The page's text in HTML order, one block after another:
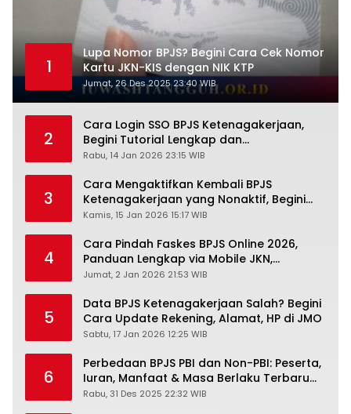
1
Lupa Nomor BPJS? Begini Cara Cek Nomor
Kartu JKN-KIS dengan NIK KTP
Jumat, 26 Des 2025 23:40 WIB
2
Cara Login SSO BPJS Ketenagakerjaan,
Begini Tutorial Lengkap dan
Pengertiannya
Rabu, 14 Jan 2026 23:15 WIB
3
Cara Mengaktifkan Kembali BPJS
Ketenagakerjaan yang Nonaktif, Begini
Panduan Lengkapnya
Kamis, 15 Jan 2026 15:17 WIB
4
Cara Pindah Faskes BPJS Online 2026,
Panduan Lengkap via Mobile JKN,
PANDAWA & Offiline Kantor Cabang
Jumat, 2 Jan 2026 21:53 WIB
5
Data BPJS Ketenagakerjaan Salah? Begini
Cara Update Rekening, Alamat, HP di JMO
Sabtu, 17 Jan 2026 12:25 WIB
6
Perbedaan BPJS PBI dan Non-PBI: Peserta,
Iuran, Manfaat & Masa Berlaku Terbaru
2026
Rabu, 31 Des 2025 22:32 WIB